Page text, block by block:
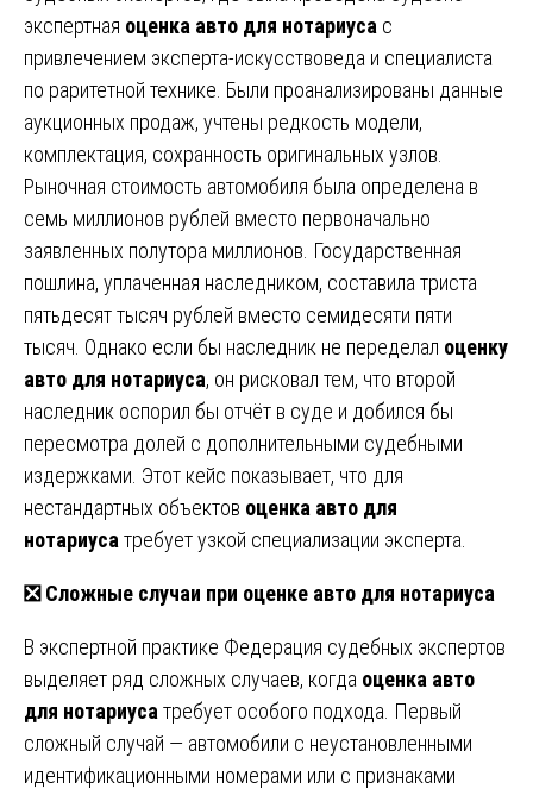
экспертная оценка авто для нотариуса с
привлечением эксперта-искусствоведа и специалиста
по раритетной технике. Были проанализированы данные
аукционных продаж, учтены редкость модели,
комплектация, сохранность оригинальных узлов.
Рыночная стоимость автомобиля была определена в
семь миллионов рублей вместо первоначально
заявленных полутора миллионов. Государственная
пошлина, уплаченная наследником, составила триста
пятьдесят тысяч рублей вместо семидесяти пяти
тысяч. Однако если бы наследник не переделал оценку
авто для нотариуса, он рисковал тем, что второй
наследник оспорил бы отчёт в суде и добился бы
пересмотра долей с дополнительными судебными
издержками. Этот кейс показывает, что для
нестандартных объектов оценка авто для
нотариуса требует узкой специализации эксперта.
❎ Сложные случаи при оценке авто для нотариуса
В экспертной практике Федерация судебных экспертов
выделяет ряд сложных случаев, когда оценка авто
для нотариуса требует особого подхода. Первый
сложный случай — автомобили с неустановленными
идентификационными номерами или с признаками